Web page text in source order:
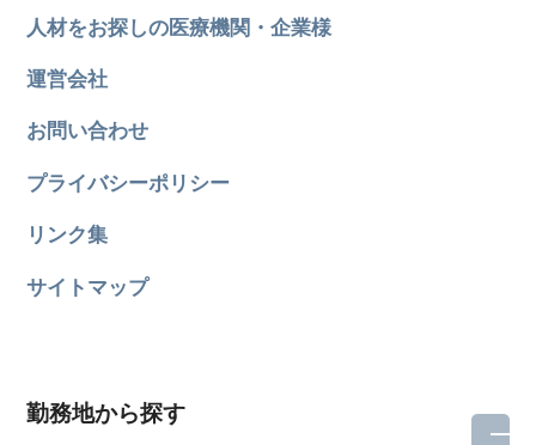
人材をお探しの医療機関・企業様
運営会社
お問い合わせ
プライバシーポリシー
リンク集
サイトマップ
勤務地から探す